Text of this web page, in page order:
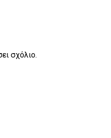
σχόλιο.